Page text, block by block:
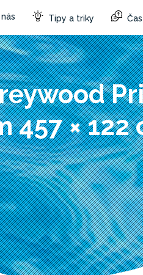
Tipy a triky
457 × 122